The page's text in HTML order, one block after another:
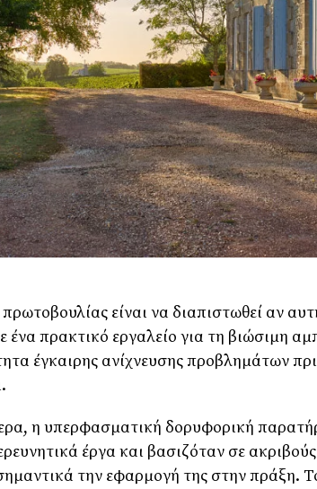
είναι να διαπιστωθεί αν
ένα πρακτικό εργαλείο για τη βιώσιμη
έγκαιρης ανίχνευσης προβλημάτων
η υπερφασματική δορυφορική
έργα και βασιζόταν σε
την εφαρμογή της στην πράξη.